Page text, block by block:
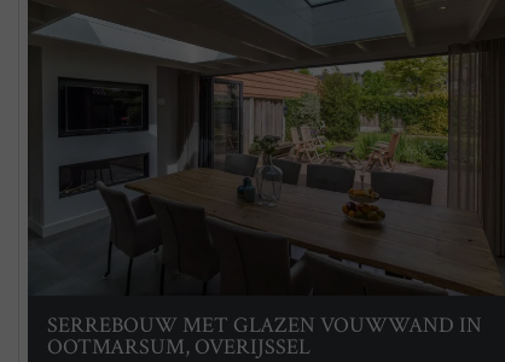
SERREBOUW MET GLAZEN VOUWWAND IN
OOTMARSUM, OVERIJSSEL